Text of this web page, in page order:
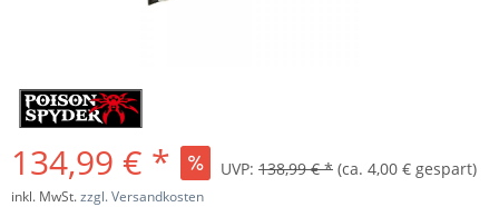
134,99 € * UVP: 138,99 € * (ca. 4,00 € gespart)
inkl. MwSt.zzgl. Versandkosten